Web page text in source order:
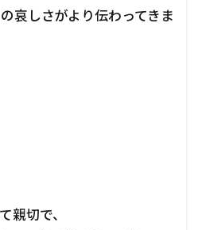
哀しさがより伝わってきま
親切で、